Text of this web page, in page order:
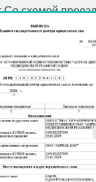
Со схемой
в